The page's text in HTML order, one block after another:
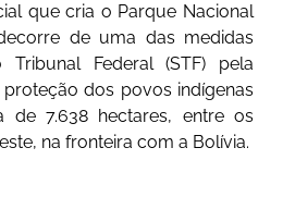
que cria o Parque Nacional
de uma das medidas
Federal (STF) pela
dos povos indígenas
de 7.638 hectares, entre os
na fronteira com a Bolívia.